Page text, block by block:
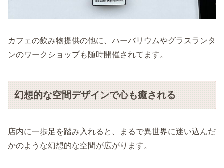
カフェの飲み物提供の他に、ハーバリウムやグラスランタ
ンのワークショップも随時開催されてます。
幻想的な空間デザインで心も癒される
店内に一歩足を踏み入れると、まるで異世界に迷い込んだ
かのような幻想的な空間が広がります。